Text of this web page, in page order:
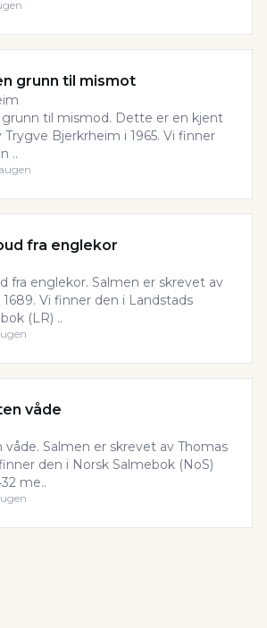
grunn til mismot
til mismod. Dette er en kjent
Bjerkrheim i 1965. Vi finner
..
fra englekor
fra englekor. Salmen er skrevet av
Vi finner den i Landstads
(LR) ..
våde
våde. Salmen er skrevet av Thomas
den i Norsk Salmebok (NoS)
me..